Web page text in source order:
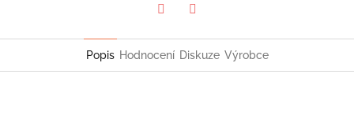
Popis Hodnocení Diskuze Výrobce